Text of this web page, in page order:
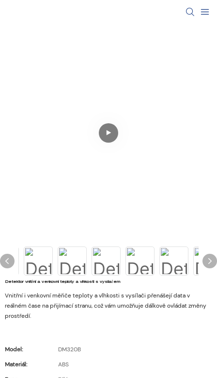
Detektor vnitřní a venkovní teploty a vlhkosti s vysílačem
Vnitřní i venkovní měřiče teploty a vlhkosti s vysílači přenášejí data v
reálném čase na přijímací stranu, což vám umožňuje dálkově ovládat změny
prostředí.
Model:
DM320B
Materiál:
ABS